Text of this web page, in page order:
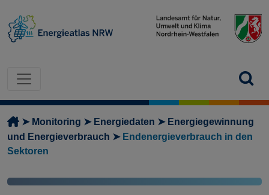
Pfadnavigation
Monitoring Energiedaten
Energiegewinnung
und Energieverbrauch
Endenergieverbrauch in den
Sektoren